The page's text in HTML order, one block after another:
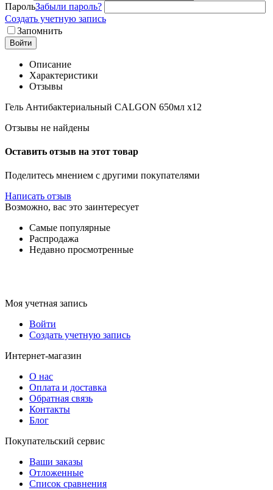
ПарольЗабыли пароль?
Создать учетную запись
Запомнить
Войти
Описание
Характеристики
Отзывы
Гель Антибактериальный CALGON 650мл х12
Отзывы не найдены
Оставить отзыв на этот товар
Поделитесь мнением с другими покупателями
Написать отзыв
Возможно, вас это заинтересует
Самые популярные
Распродажа
Недавно просмотренные
Моя учетная запись
Войти
Создать учетную запись
Интернет-магазин
О нас
Оплата и доставка
Обратная связь
Контакты
Блог
Покупательский сервис
Ваши заказы
Отложенные
Список сравнения